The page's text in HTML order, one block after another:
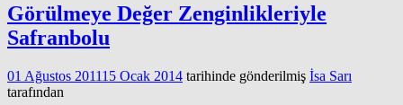
Görülmeye Değer Zenginlikleriyle
Safranbolu
01 Ağustos 201115 Ocak 2014 tarihinde gönderilmiş İsa Sarı
tarafından